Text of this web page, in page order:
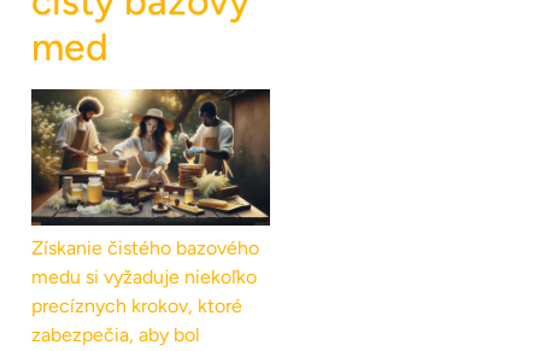
med
Získanie čistého bazového
medu si vyžaduje niekoľko
precíznych krokov, ktoré
zabezpečia, aby bol